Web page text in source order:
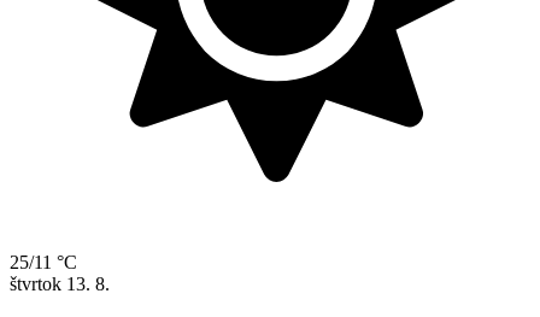
25/11 °C
štvrtok 13. 8.